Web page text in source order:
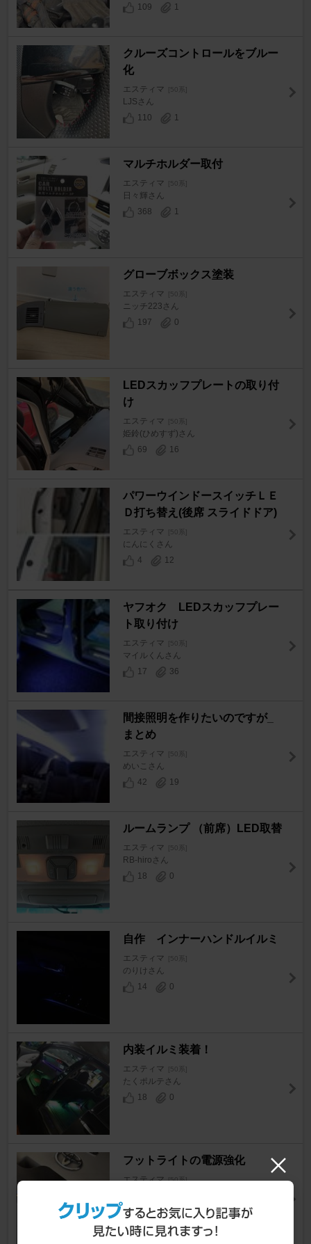
109 1
クルーズコントロールをブルー
化
エスティマ [50系]
LJSさん
110
1
マルチホルダー取付
エスティマ [50系]
日々輝さん
368
1
グローブボックス塗装
エスティマ [50系]
ニッチ223さん
197
0
LEDスカッフプレートの取り付
け
エスティマ [50系]
姫鈴(ひめすず)さん
69
16
パワーウインドースイッチＬＥ
Ｄ打ち替え(後席 スライドドア)
エスティマ [50系]
にんにくさん
4
12
ヤフオク LEDスカッフプレー
ト取り付け
エスティマ [50系]
マイルくんさん
17
36
間接照明を作りたいのですが_
まとめ
エスティマ [50系]
めいこさん
42
19
ルームランプ （前席）LED取替
エスティマ [50系]
RB-hiroさん
18
0
自作 インナーハンドルイルミ
エスティマ [50系]
のりけさん
14
0
内装イルミ装着！
エスティマ [50系]
たくポルテさん
18
0
フットライトの電源強化
エスティマ [50系]
8
0